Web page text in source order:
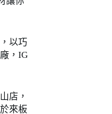
以巧
，IG
店，
來板